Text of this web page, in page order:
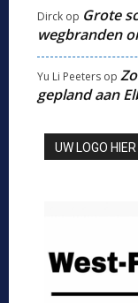
Dirck op Grote
wegbranden
Yu Li Peeters op
gepland aan
UW LOGO HIER